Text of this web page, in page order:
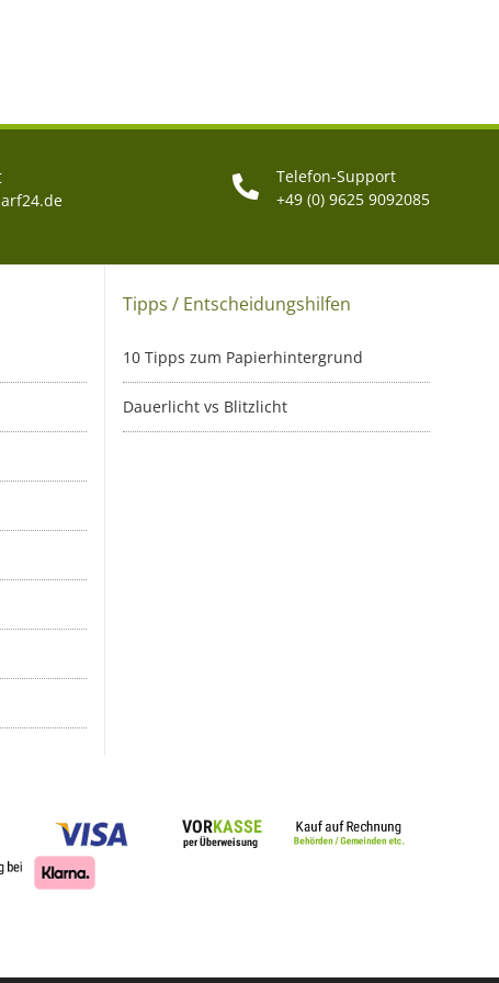
Telefon-Support
+49 (0) 9625 9092085
Tipps / Entscheidungshilfen
10 Tipps zum Papierhintergrund
Dauerlicht vs Blitzlicht